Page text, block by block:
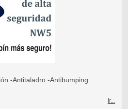
-Antitaladro -Antibumping
Ir...